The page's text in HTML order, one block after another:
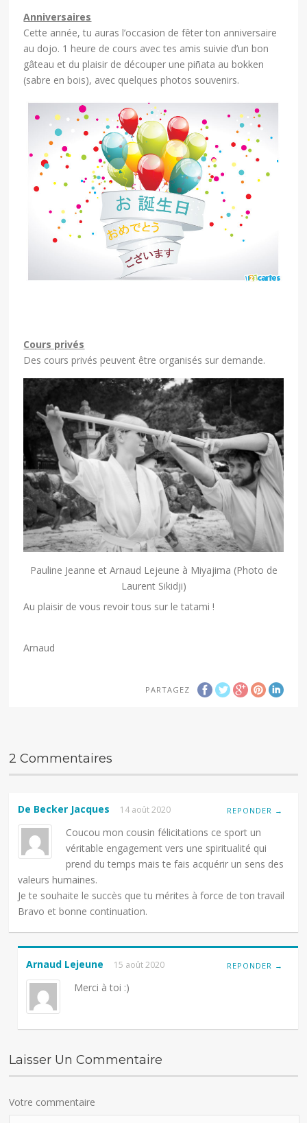
Anniversaires
Cette année, tu auras l’occasion de fêter ton anniversaire
au dojo. 1 heure de cours avec tes amis suivie d’un bon
gâteau et du plaisir de découper une piñata au bokken
(sabre en bois), avec quelques photos souvenirs.
Cours privés
Des cours privés peuvent être organisés sur demande.
Pauline Jeanne et Arnaud Lejeune à Miyajima (Photo de
Laurent Sikidji)
Au plaisir de vous revoir tous sur le tatami !
Arnaud
PARTAGEZ
2 Commentaires
De Becker Jacques 14 août 2020 REPONDER →
Coucou mon cousin félicitations ce sport un
véritable engagement vers une spiritualité qui
prend du temps mais te fais acquérir un sens des
valeurs humaines.
Je te souhaite le succès que tu mérites à force de ton travail
Bravo et bonne continuation.
Arnaud Lejeune 15 août 2020 REPONDER →
Merci à toi :)
Laisser Un Commentaire
Votre commentaire